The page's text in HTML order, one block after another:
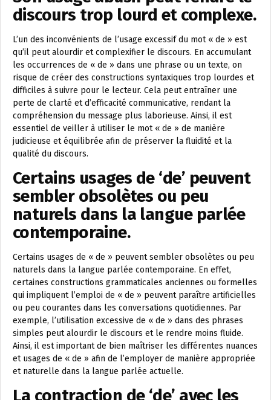
discours trop lourd et complexe.
L’un des inconvénients de l’usage excessif du mot « de » est
qu’il peut alourdir et complexifier le discours. En accumulant
les occurrences de « de » dans une phrase ou un texte, on
risque de créer des constructions syntaxiques trop lourdes et
difficiles à suivre pour le lecteur. Cela peut entraîner une
perte de clarté et d’efficacité communicative, rendant la
compréhension du message plus laborieuse. Ainsi, il est
essentiel de veiller à utiliser le mot « de » de manière
judicieuse et équilibrée afin de préserver la fluidité et la
qualité du discours.
Certains usages de ‘de’ peuvent
sembler obsolètes ou peu
naturels dans la langue parlée
contemporaine.
Certains usages de « de » peuvent sembler obsolètes ou peu
naturels dans la langue parlée contemporaine. En effet,
certaines constructions grammaticales anciennes ou formelles
qui impliquent l’emploi de « de » peuvent paraître artificielles
ou peu courantes dans les conversations quotidiennes. Par
exemple, l’utilisation excessive de « de » dans des phrases
simples peut alourdir le discours et le rendre moins fluide.
Ainsi, il est important de bien maîtriser les différentes nuances
et usages de « de » afin de l’employer de manière appropriée
et naturelle dans la langue parlée actuelle.
La contraction de ‘de’ avec les